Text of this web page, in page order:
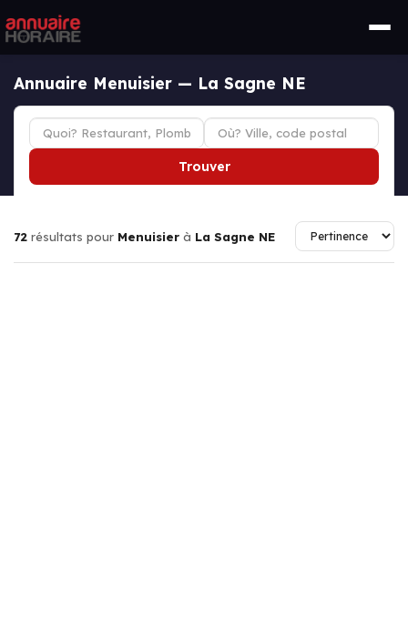
Annuaire Menuisier — La Sagne NE
Trouver
72 résultats pour Menuisier à La Sagne NE